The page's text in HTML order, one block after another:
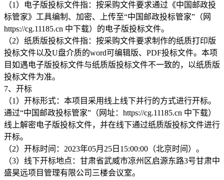
（1）电子版投标文件指：按采购文件要求通过《中国邮政投
标管家》工具编制、加密、上传至“中国邮政投标管家”（网
https://cg.11185.cn 中下载）的电子版投标文件。
（2）纸质版投标文件指：按采购文件要求制作的纸质打印版
投标文件以及U盘介质的word可编辑版、PDF投标文件。本项
目如遇电子版投标文件与纸质版投标文件不一致的，以纸质版
投标文件为准。
7、开标
（1）开标形式：本项目采用线上线下并行的方式进行开标。
通过“中国邮政投标管家”（网址：https://cg.11185.cn 中下载）
线上解密电子版投标文件，并在线下通过纸质版投标文件进行
开标。
（2）开标时间：2023年05月25日15:00:00（北京时间）。
（3）线下开标地点：甘肃省武威市凉州区启源东路3号甘肃中
盛昊远项目管理有限公司三楼会议室。